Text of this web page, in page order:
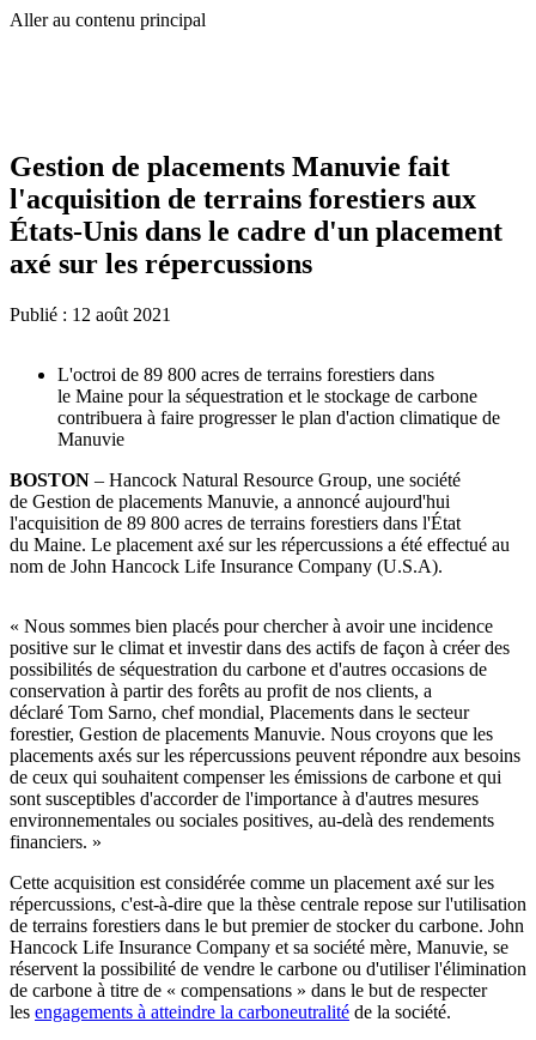
Aller au contenu principal
Gestion de placements Manuvie fait
l'acquisition de terrains forestiers aux
États-Unis dans le cadre d'un placement
axé sur les répercussions
Publié : 12 août 2021
L'octroi de 89 800 acres de terrains forestiers dans
le Maine pour la séquestration et le stockage de carbone
contribuera à faire progresser le plan d'action climatique de
Manuvie
BOSTON – Hancock Natural Resource Group, une société
de Gestion de placements Manuvie, a annoncé aujourd'hui
l'acquisition de 89 800 acres de terrains forestiers dans l'État
du Maine. Le placement axé sur les répercussions a été effectué au
nom de John Hancock Life Insurance Company (U.S.A).
« Nous sommes bien placés pour chercher à avoir une incidence
positive sur le climat et investir dans des actifs de façon à créer des
possibilités de séquestration du carbone et d'autres occasions de
conservation à partir des forêts au profit de nos clients, a
déclaré Tom Sarno, chef mondial, Placements dans le secteur
forestier, Gestion de placements Manuvie. Nous croyons que les
placements axés sur les répercussions peuvent répondre aux besoins
de ceux qui souhaitent compenser les émissions de carbone et qui
sont susceptibles d'accorder de l'importance à d'autres mesures
environnementales ou sociales positives, au-delà des rendements
financiers. »
Cette acquisition est considérée comme un placement axé sur les
répercussions, c'est-à-dire que la thèse centrale repose sur l'utilisation
de terrains forestiers dans le but premier de stocker du carbone. John
Hancock Life Insurance Company et sa société mère, Manuvie, se
réservent la possibilité de vendre le carbone ou d'utiliser l'élimination
de carbone à titre de « compensations » dans le but de respecter
les engagements à atteindre la carboneutralité de la société.